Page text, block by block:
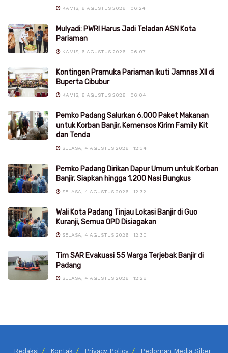
KAMIS, 6 AGUSTUS 2026 | 06:24
Mulyadi: PWRI Harus Jadi Teladan ASN Kota
Pariaman
KAMIS, 6 AGUSTUS 2026 | 06:07
Kontingen Pramuka Pariaman Ikuti Jamnas XII di
Buperta Cibubur
KAMIS, 6 AGUSTUS 2026 | 06:04
Pemko Padang Salurkan 6.000 Paket Makanan
untuk Korban Banjir, Kemensos Kirim Family Kit
dan Tenda
SELASA, 4 AGUSTUS 2026 | 12:34
Pemko Padang Dirikan Dapur Umum untuk Korban
Banjir, Siapkan hingga 1.200 Nasi Bungkus
SELASA, 4 AGUSTUS 2026 | 12:32
Wali Kota Padang Tinjau Lokasi Banjir di Guo
Kuranji, Semua OPD Disiagakan
SELASA, 4 AGUSTUS 2026 | 12:30
Tim SAR Evakuasi 55 Warga Terjebak Banjir di
Padang
SELASA, 4 AGUSTUS 2026 | 12:28
Redaksi Kontak Privacy Policy Pedoman Media Siber